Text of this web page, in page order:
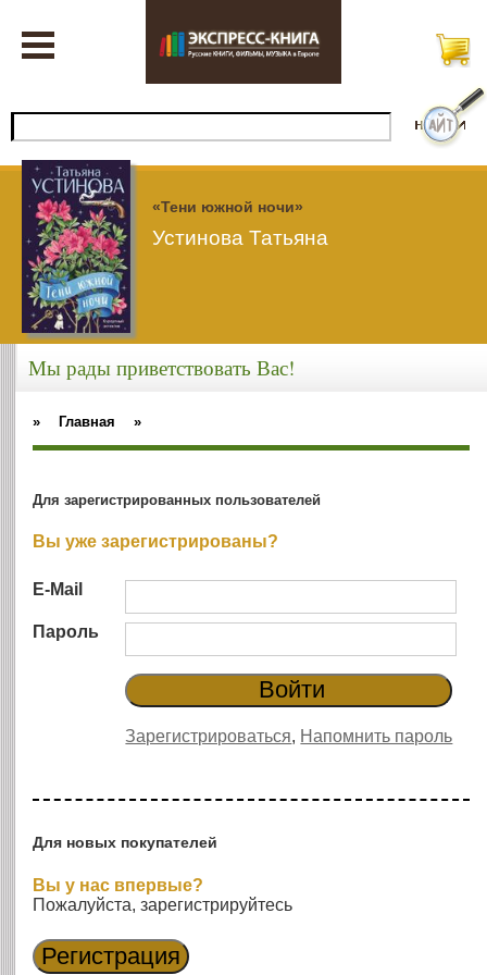
«Тени южной ночи»
Устинова Татьяна
Мы рады приветствовать Вас!
» Главная »
Для зарегистрированных пользователей
Вы уже зарегистрированы?
E-Mail
Пароль
Зарегистрироваться, Напомнить пароль
Для новых покупателей
Вы у нас впервые?
Пожалуйста, зарегистрируйтесь